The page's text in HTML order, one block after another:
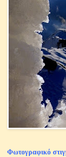
Φωτογραφικό